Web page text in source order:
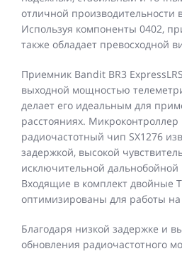
отличной производительности
Используя компоненты 0402,
также обладает превосходной
Приемник Bandit BR3
выходной мощностью
делает его идеальным для
расстояниях. Микроконтроллер
радиочастотный чип SX1276
задержкой, высокой
исключительной
Входящие в комплект двойные
оптимизированы для работы
Благодаря низкой задержке и
обновления радиочастотного